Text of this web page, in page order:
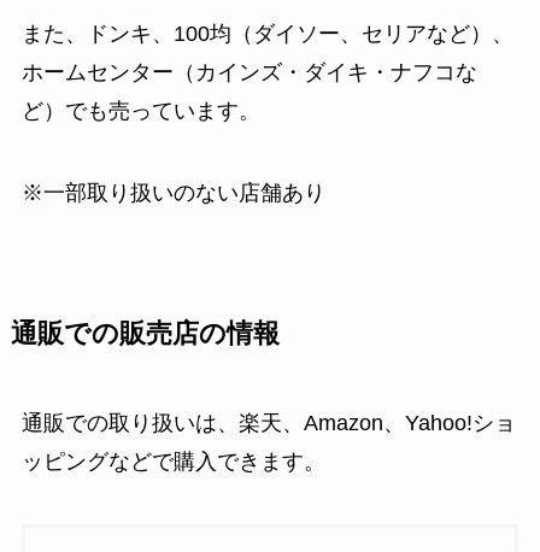
また、ドンキ、100均（ダイソー、セリアなど）、
ホームセンター（カインズ・ダイキ・ナフコな
ど）でも売っています。
※一部取り扱いのない店舗あり
通販での販売店の情報
通販での取り扱いは、楽天、Amazon、Yahoo!ショ
ッピングなどで購入できます。